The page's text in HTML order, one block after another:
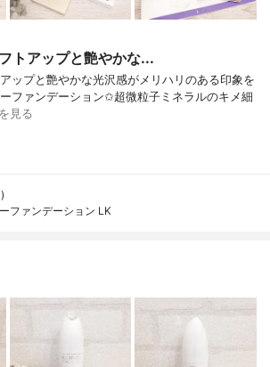
トアップと艶やかな...
ップと艶やかな光沢感がメリハリのある印象を
ファンデーション✩超微粒子ミネラルのキメ細
見る
ファンデーション LK